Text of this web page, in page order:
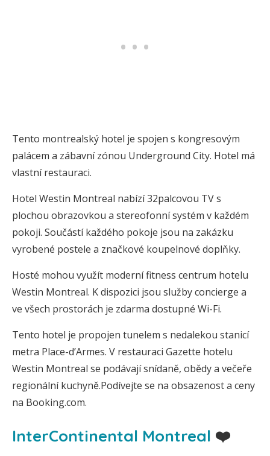
Tento montrealský hotel je spojen s kongresovým
palácem a zábavní zónou Underground City. Hotel má
vlastní restauraci.
Hotel Westin Montreal nabízí 32palcovou TV s
plochou obrazovkou a stereofonní systém v každém
pokoji. Součástí každého pokoje jsou na zakázku
vyrobené postele a značkové koupelnové doplňky.
Hosté mohou využít moderní fitness centrum hotelu
Westin Montreal. K dispozici jsou služby concierge a
ve všech prostorách je zdarma dostupné Wi-Fi.
Tento hotel je propojen tunelem s nedalekou stanicí
metra Place-d’Armes. V restauraci Gazette hotelu
Westin Montreal se podávají snídaně, obědy a večeře
regionální kuchyně.Podívejte se na obsazenost a ceny
na Booking.com.
InterContinental Montreal ❤️